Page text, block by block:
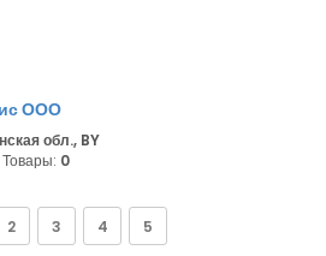
ООО
обл., BY
Товары: 0
2 3 4 5